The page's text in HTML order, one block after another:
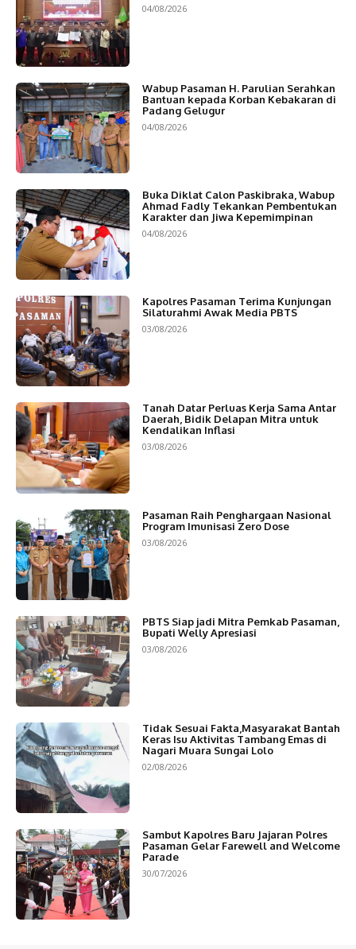
04/08/2026
Wabup Pasaman H. Parulian Serahkan
Bantuan kepada Korban Kebakaran di
Padang Gelugur
04/08/2026
Buka Diklat Calon Paskibraka, Wabup
Ahmad Fadly Tekankan Pembentukan
Karakter dan Jiwa Kepemimpinan
04/08/2026
Kapolres Pasaman Terima Kunjungan
Silaturahmi Awak Media PBTS
03/08/2026
Tanah Datar Perluas Kerja Sama Antar
Daerah, Bidik Delapan Mitra untuk
Kendalikan Inflasi
03/08/2026
Pasaman Raih Penghargaan Nasional
Program Imunisasi Zero Dose
03/08/2026
PBTS Siap jadi Mitra Pemkab Pasaman,
Bupati Welly Apresiasi
03/08/2026
Tidak Sesuai Fakta,Masyarakat Bantah
Keras Isu Aktivitas Tambang Emas di
Nagari Muara Sungai Lolo
02/08/2026
Sambut Kapolres Baru Jajaran Polres
Pasaman Gelar Farewell and Welcome
Parade
30/07/2026